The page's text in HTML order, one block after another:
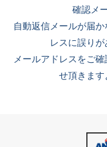
確認メ
自動返信メールが届
レスに誤りが
メールアドレスをご
せ頂きます